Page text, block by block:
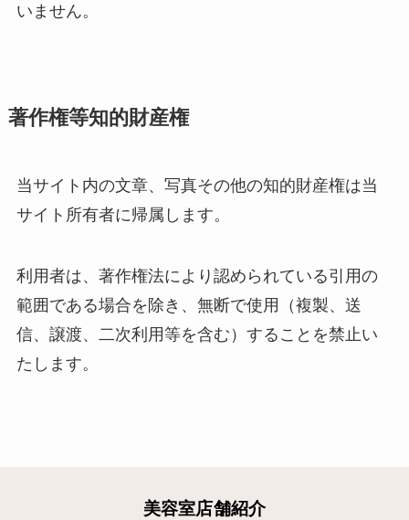
いません。
著作権等知的財産権
当サイト内の文章、写真その他の知的財産権は当
サイト所有者に帰属します。
利用者は、著作権法により認められている引用の
範囲である場合を除き、無断で使用（複製、送
信、譲渡、二次利用等を含む）することを禁止い
たします。
美容室店舗紹介